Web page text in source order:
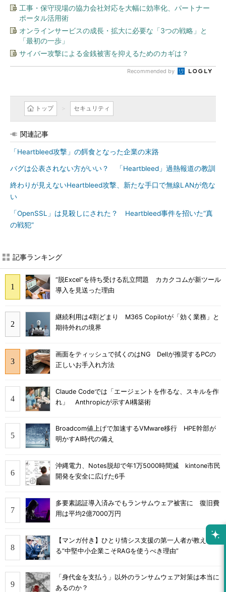
工事・保守現場の協力会社対応を大幅に効率化、パートナー
ポータル活用術
オンラインサービスの成長・拡大に必要な「3つの戦略」と
「最初の一歩」
サイバー攻撃による金銭被害を抑えるためのカギは？
Recommended by
トップ セキュリティ
関連記事
「Heartbleed攻撃」の餌食となった企業の末路
バグは公表されない方がいい？ 「Heartbleed」過熱報道の教訓
終わりが見えないHeartbleed攻撃、新たな手口で無線LANが危な
い
「OpenSSL」は見殺しにされた？ Heartbleed事件を招いた“真
の戦犯”
記事ランキング
“脱Excel”を待ち受ける乱立問題 カカクコムが新ツール
導入を見送った理由
継続利用は4割どまり M365 Copilotが「効く業務」と
期待外れの境界
画面をティッシュで拭くのはNG Dellが推奨するPCの
正しいお手入れ方法
Claude Codeでは「エージェントを作るな、スキルを作
れ」 Anthropicが示すAI構築術
Broadcom値上げで加速するVMware移行 HPE幹部が
明かすAI時代の備え
沖縄電力、Notes脱却で年1万5000時間減 kintone市民
開発を安全に広げた6手
多要素認証導入済みでもランサムウェア被害に 復旧費
用は平均2億7000万円
【マンガ付き】ひとり情シス支援の第一人者が教え
る”中堅中小企業こそRAGを使うべき理由”
「身代金を支払う」以外のランサムウェア対策は本当に
あるのか？